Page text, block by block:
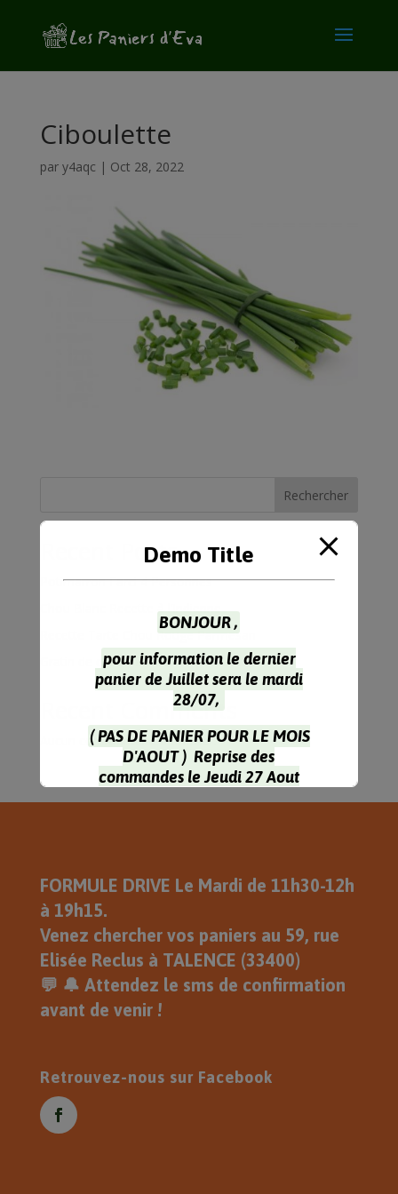
Ciboulette
par y4aqc | Oct 28, 2022
Rechercher
Recent Posts
Potimarron Farci 4 Personnes
Chou Blanc Recette à l’Indienne
Recette Tarte Chou Rouge Parmesan
Gratin de choux-fleur & coquillettes
Recent Comments
Aucun commentaire à afficher.
FORMULE DRIVE Le Mardi de 11h30-12h
à 19h15.
Venez chercher vos paniers au 59, rue
Elisée Reclus à TALENCE (33400)
💬 🔔 Attendez le sms de confirmation
avant de venir !
Retrouvez-nous sur Facebook
Demo Title
BONJOUR ,
pour information le dernier
panier de Juillet sera le mardi
28/07,
( PAS DE PANIER POUR LE MOIS
D'AOUT ) Reprise des
commandes le Jeudi 27 Aout